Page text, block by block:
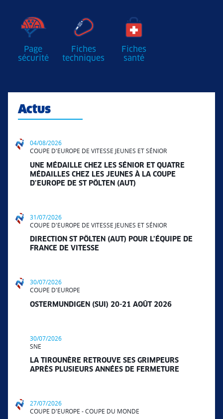
Page
sécurité
Fiches
techniques
Fiches
santé
Actus
04/08/2026
COUPE D'EUROPE DE VITESSE JEUNES ET SÉNIOR
UNE MÉDAILLE CHEZ LES SÉNIOR ET QUATRE
MÉDAILLES CHEZ LES JEUNES À LA COUPE
D’EUROPE DE ST PÖLTEN (AUT)
31/07/2026
COUPE D'EUROPE DE VITESSE JEUNES ET SÉNIOR
DIRECTION ST PÖLTEN (AUT) POUR L’ÉQUIPE DE
FRANCE DE VITESSE
30/07/2026
COUPE D'EUROPE
OSTERMUNDIGEN (SUI) 20-21 AOÛT 2026
30/07/2026
SNE
LA TIROUNÈRE RETROUVE SES GRIMPEURS
APRÈS PLUSIEURS ANNÉES DE FERMETURE
27/07/2026
COUPE D'EUROPE - COUPE DU MONDE